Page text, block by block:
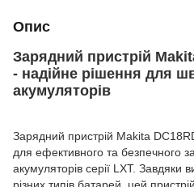
Опис
Зарядний пристрій
- надійне рішення для
акумуляторів
Зарядний пристрій Makita
для ефективного та безпечного
акумуляторів серії LXT. Завдяки